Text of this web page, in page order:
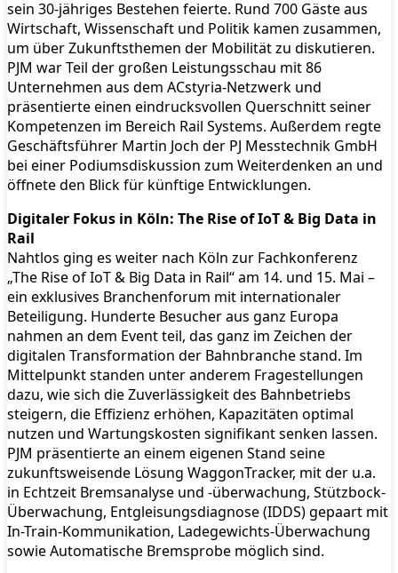
sein 30-jähriges Bestehen feierte. Rund 700 Gäste aus
Wirtschaft, Wissenschaft und Politik kamen zusammen,
um über Zukunftsthemen der Mobilität zu diskutieren.
PJM war Teil der großen Leistungsschau mit 86
Unternehmen aus dem ACstyria-Netzwerk und
präsentierte einen eindrucksvollen Querschnitt seiner
Kompetenzen im Bereich Rail Systems. Außerdem regte
Geschäftsführer Martin Joch der PJ Messtechnik GmbH
bei einer Podiumsdiskussion zum Weiterdenken an und
öffnete den Blick für künftige Entwicklungen.
Digitaler Fokus in Köln: The Rise of IoT & Big Data in
Rail
Nahtlos ging es weiter nach Köln zur Fachkonferenz
„The Rise of IoT & Big Data in Rail“ am 14. und 15. Mai –
ein exklusives Branchenforum mit internationaler
Beteiligung. Hunderte Besucher aus ganz Europa
nahmen an dem Event teil, das ganz im Zeichen der
digitalen Transformation der Bahnbranche stand. Im
Mittelpunkt standen unter anderem Fragestellungen
dazu, wie sich die Zuverlässigkeit des Bahnbetriebs
steigern, die Effizienz erhöhen, Kapazitäten optimal
nutzen und Wartungskosten signifikant senken lassen.
PJM präsentierte an einem eigenen Stand seine
zukunftsweisende Lösung WaggonTracker, mit der u.a.
in Echtzeit Bremsanalyse und -überwachung, Stützbock-
Überwachung, Entgleisungsdiagnose (IDDS) gepaart mit
In-Train-Kommunikation, Ladegewichts-Überwachung
sowie Automatische Bremsprobe möglich sind.